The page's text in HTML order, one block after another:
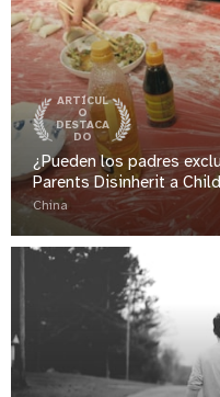
ARTÍCUL
O
DESTACA
DO
¿Pueden los padres
Parents Disinherit a
China